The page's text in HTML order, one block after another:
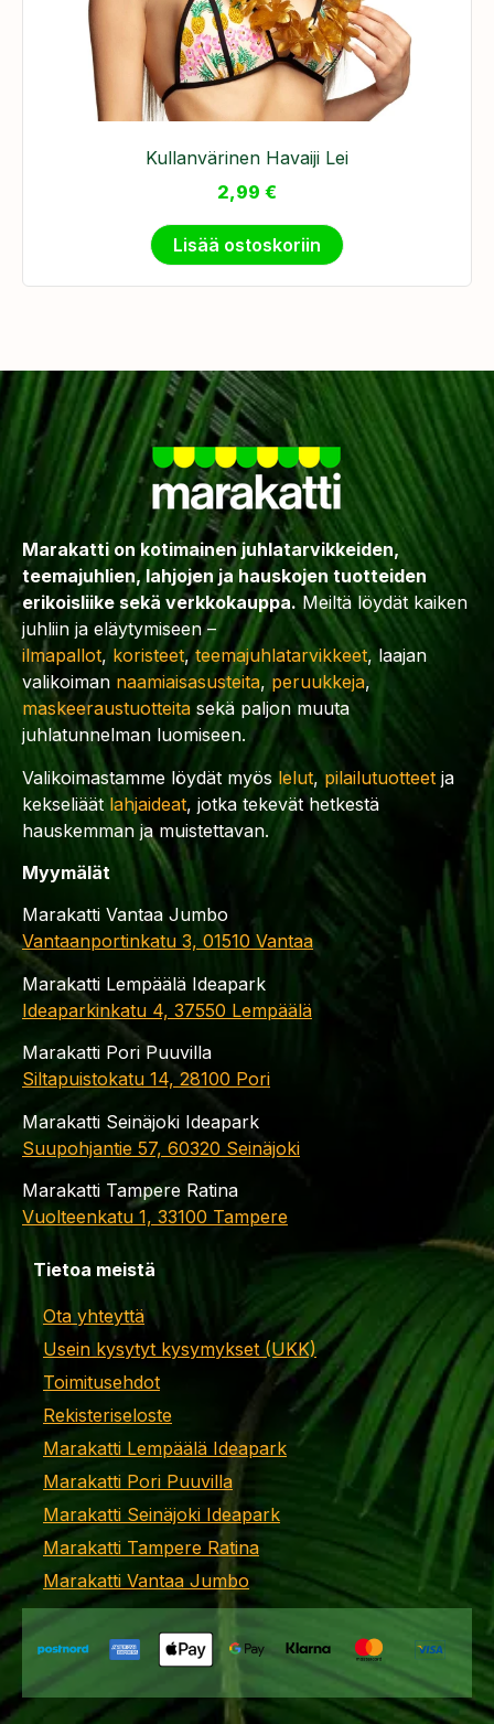
Kullanvärinen Havaiji Lei
2,99 €
Lisää ostoskoriin
Marakatti on kotimainen juhlatarvikkeiden,
teemajuhlien, lahjojen ja hauskojen tuotteiden
erikoisliike sekä verkkokauppa. Meiltä löydät kaiken
juhliin ja eläytymiseen –
ilmapallot, koristeet,teemajuhlatarvikkeet, laajan
valikoiman naamiaisasusteita, peruukkeja,
maskeeraustuotteita sekä paljon muuta
juhlatunnelman luomiseen.
Valikoimastamme löydät myös lelut,pilailutuotteet ja
kekseliäät lahjaideat, jotka tekevät hetkestä
hauskemman ja muistettavan.
Myymälät
Marakatti Vantaa Jumbo
Vantaanportinkatu 3, 01510 Vantaa
Marakatti Lempäälä Ideapark
Ideaparkinkatu 4, 37550 Lempäälä
Marakatti Pori Puuvilla
Siltapuistokatu 14, 28100 Pori
Marakatti Seinäjoki Ideapark
Suupohjantie 57, 60320 Seinäjoki
Marakatti Tampere Ratina
Vuolteenkatu 1, 33100 Tampere
Tietoa meistä
Ota yhteyttä
Usein kysytyt kysymykset (UKK)
Toimitusehdot
Rekisteriseloste
Marakatti Lempäälä Ideapark
Marakatti Pori Puuvilla
Marakatti Seinäjoki Ideapark
Marakatti Tampere Ratina
Marakatti Vantaa Jumbo